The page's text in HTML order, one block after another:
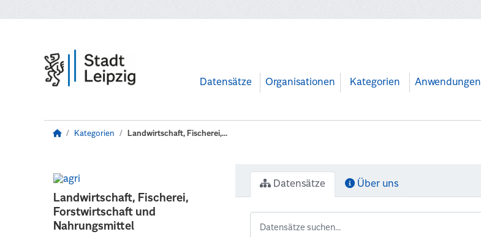
Datensätze Organisationen Kategorien Anwendungen
Kategorien Landwirtschaft, Fischerei,...
Landwirtschaft, Fischerei,
Forstwirtschaft und
Nahrungsmittel
Datensätze Über uns